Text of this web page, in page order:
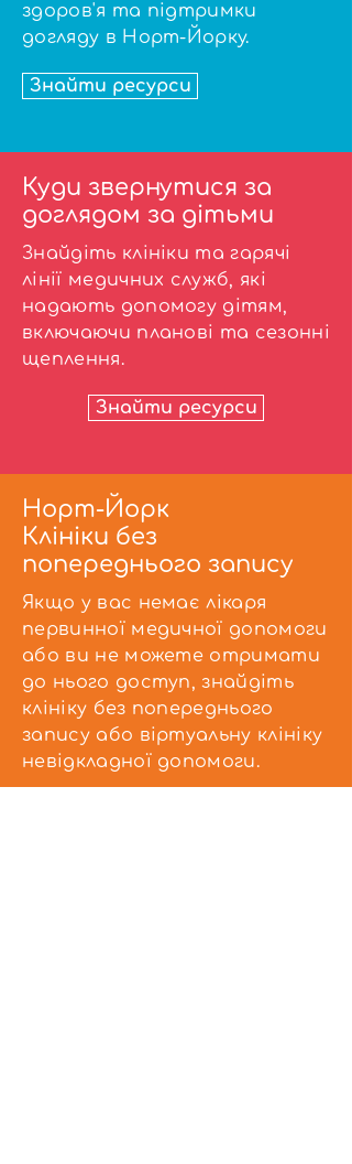
здоров'я та підтримки
догляду в Норт-Йорку.
Знайти ресурси
Куди звернутися за
доглядом за дітьми
Знайдіть клініки та гарячі
лінії медичних служб, які
надають допомогу дітям,
включаючи планові та сезонні
щеплення.
Знайти ресурси
Норт-Йорк
Клініки без
попереднього запису
Якщо у вас немає лікаря
первинної медичної допомоги
або ви не можете отримати
до нього доступ, знайдіть
клініку без попереднього
запису або віртуальну клініку
невідкладної допомоги.